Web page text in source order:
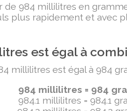
de 984 millilitres en
plus rapidement et avec
est égal à
millilitres est égal à 984
984 millilitres = 984
984.1 millilitres = 984.1